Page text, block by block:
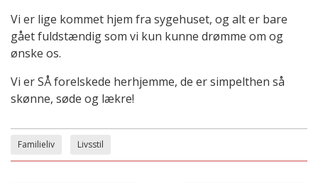
Vi er lige kommet hjem fra sygehuset, og alt er bare
gået fuldstændig som vi kun kunne drømme om og
ønske os.
Vi er SÅ forelskede herhjemme, de er simpelthen så
skønne, søde og lækre!
Familieliv Livsstil